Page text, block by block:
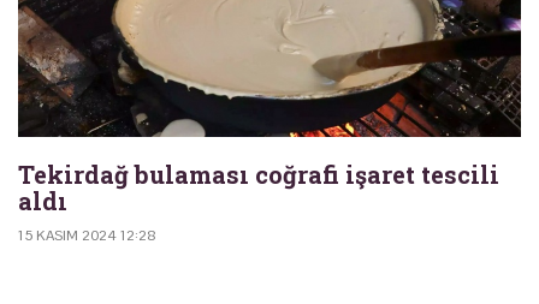
Tekirdağ bulaması coğrafi işaret tescili
aldı
15 KASIM 2024 12:28